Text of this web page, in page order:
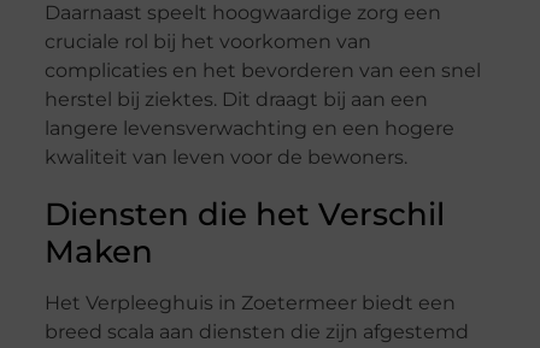
Daarnaast speelt hoogwaardige zorg een
cruciale rol bij het voorkomen van
complicaties en het bevorderen van een snel
herstel bij ziektes. Dit draagt bij aan een
langere levensverwachting en een hogere
kwaliteit van leven voor de bewoners.
Diensten die het Verschil
Maken
Het Verpleeghuis in Zoetermeer biedt een
breed scala aan diensten die zijn afgestemd